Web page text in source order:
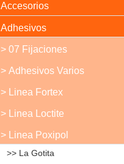
Accesorios
Adhesivos
> 07 Fijaciones
> Adhesivos Varios
> Linea Fortex
> Linea Loctite
> Linea Poxipol
>> La Gotita